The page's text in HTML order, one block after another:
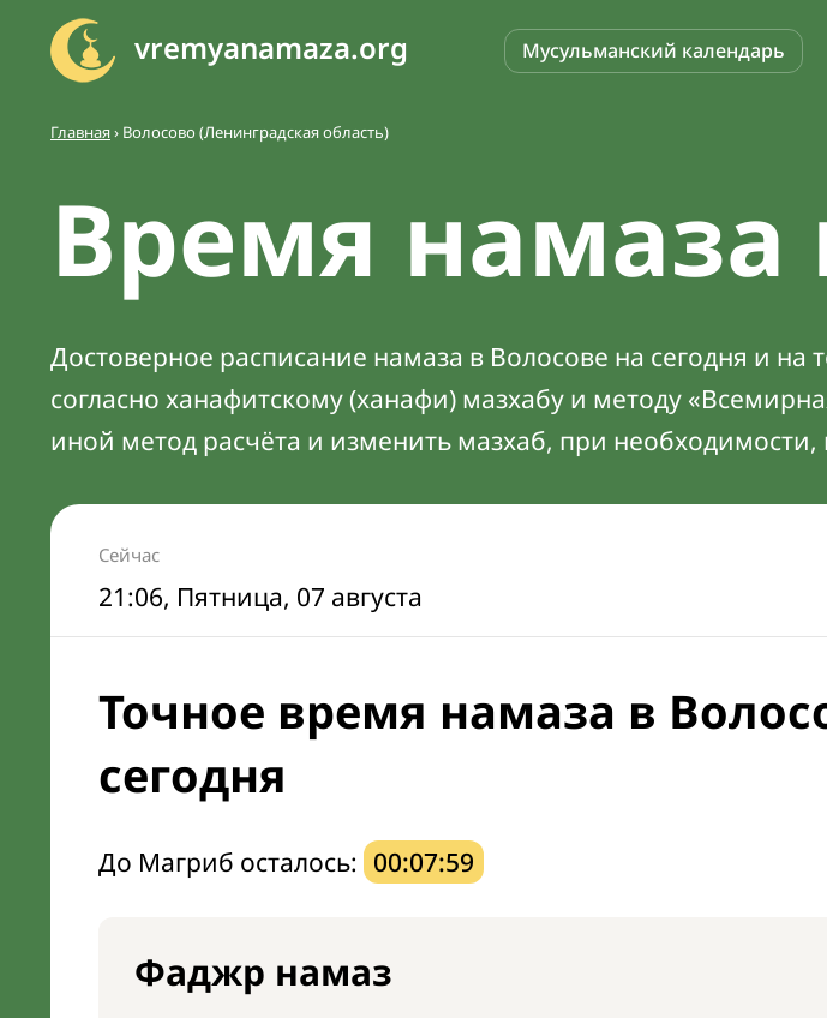
vremyanamaza.org Мусульманский календарь
Главная› Волосово (Ленинградская область)
Время намаза
Достоверное расписание намаза в Волосове на сегодня и
согласно ханафитскому (ханафи) мазхабу и методу
иной метод расчёта и изменить мазхаб, при
Сейчас
21:06, Пятница, 07 августа
Точное время намаза в
сегодня
До Магриб осталось: 00:07:58
Фаджр намаз